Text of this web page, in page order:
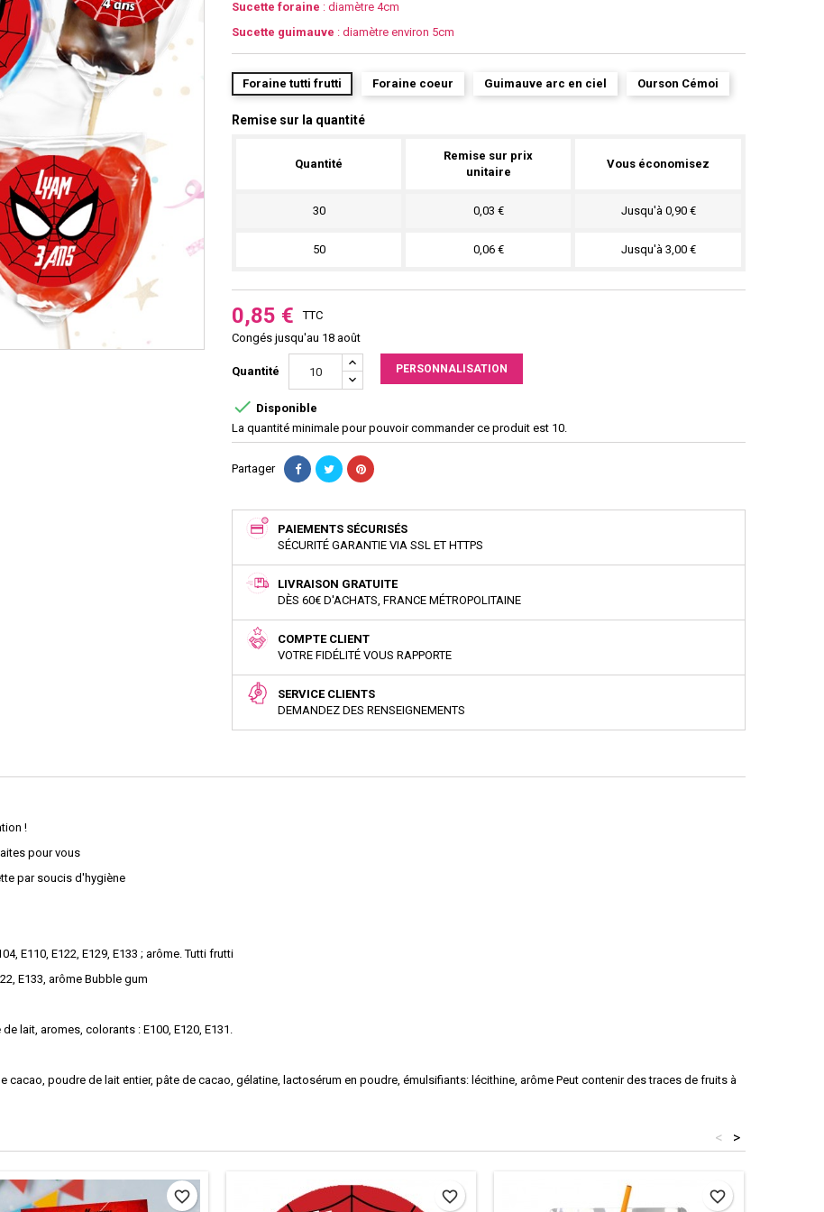
Sucette foraine : diamètre 4cm
Sucette guimauve : diamètre environ 5cm
Foraine tutti frutti Foraine coeur Guimauve arc en ciel Ourson Cémoi
Remise sur la quantité
Quantité
Remise sur prix
unitaire
Vous économisez
30 0,03 € Jusqu'à 0,90 €
50 0,06 € Jusqu'à 3,00 €
0,85 €
TTC
Congés jusqu'au 18 août
Quantité PERSONNALISATION
 Disponible
La quantité minimale pour pouvoir commander ce produit est 10.
Partager
PAIEMENTS SÉCURISÉS
SÉCURITÉ GARANTIE VIA SSL ET HTTPS
LIVRAISON GRATUITE
DÈS 60€ D'ACHATS, FRANCE MÉTROPOLITAINE
COMPTE CLIENT
VOTRE FIDÉLITÉ VOUS RAPPORTE
SERVICE CLIENTS
DEMANDEZ DES RENSEIGNEMENTS
!
pour vous
par soucis d'hygiène
E110, E122, E129, E133 ; arôme. Tutti frutti
E133, arôme Bubble gum
lait, aromes, colorants : E100, E120, E131.
cacao, poudre de lait entier, pâte de cacao, gélatine, lactosérum en poudre, émulsifiants: lécithine, arôme Peut contenir des traces de fruits à
>
<
favorite_border favorite_border favorite_border